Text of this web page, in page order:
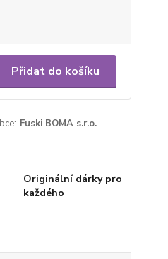
Přidat do košíku
Fuski BOMA s.r.o.
Originální dárky pro
každého